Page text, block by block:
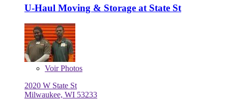
U-Haul Moving & Storage at State St
VoirPhotos
2020 W State St
Milwaukee, WI 53233